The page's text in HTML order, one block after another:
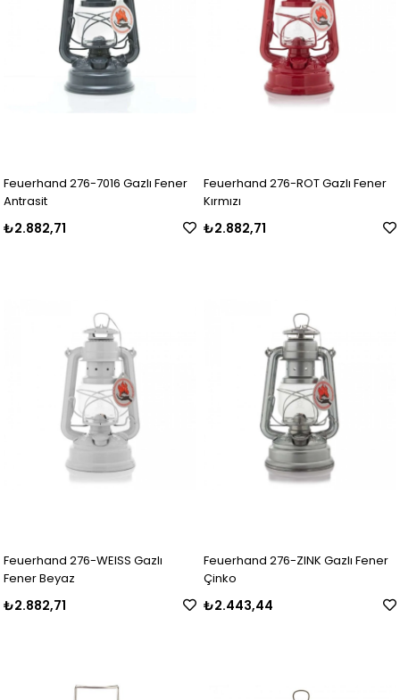
Feuerhand 276-7016 Gazlı Fener
Antrasit
₺2.882,71
Feuerhand 276-ROT Gazlı Fener
Kırmızı
₺2.882,71
Feuerhand 276-WEISS Gazlı
Fener Beyaz
₺2.882,71
Feuerhand 276-ZINK Gazlı Fener
Çinko
₺2.443,44